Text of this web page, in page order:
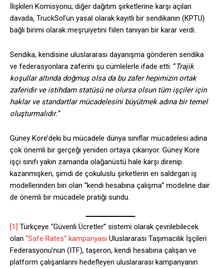
İlişkileri Komisyonu, diğer dağıtım şirketlerine karşı açılan
davada, TruckSol’un yasal olarak kayıtlı bir sendikanın (KPTU)
bağlı birimi olarak meşruiyetini fiilen tanıyan bir karar verdi.
Sendika, kendisine uluslararası dayanışma gönderen sendika
ve federasyonlara zaferini şu cümlelerle ifade etti: “Trajik
koşullar altında doğmuş olsa da bu zafer hepimizin ortak
zaferidir ve istihdam statüsü ne olursa olsun tüm işçiler için
haklar ve standartlar mücadelesini büyütmek adına bir temel
oluşturmalıdır.”
Güney Kore’deki bu mücadele dünya sınıflar mücadelesi adına
çok önemli bir gerçeği yeniden ortaya çıkarıyor. Güney Kore
işçi sınıfı yakın zamanda olağanüstü hale karşı direnip
kazanmışken, şimdi de çokuluslu şirketlerin en saldırgan iş
modellerinden biri olan “kendi hesabına çalışma” modeline dair
de önemli bir mücadele pratiği sundu.
[1] Türkçeye “Güvenli Ücretler” sistemi olarak çevrilebilecek
olan “Safe Rates” kampanyası Uluslararası Taşımacılık İşçileri
Federasyonu’nun (ITF), taşeron, kendi hesabına çalışan ve
platform çalışanlarını hedefleyen uluslararası kampanyanın